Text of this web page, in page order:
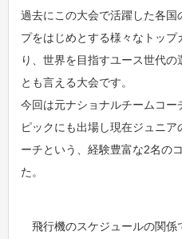
過去にこの大会で活躍した各
プをはじめとする様々なトッ
り、世界を目指すユース世代
とも言える大会です。
今回は元ナショナルチームコー
ピックにも出場し現在ジュニア
ーチという、経験豊富な2名の
た。
飛行機のスケジュールの関係